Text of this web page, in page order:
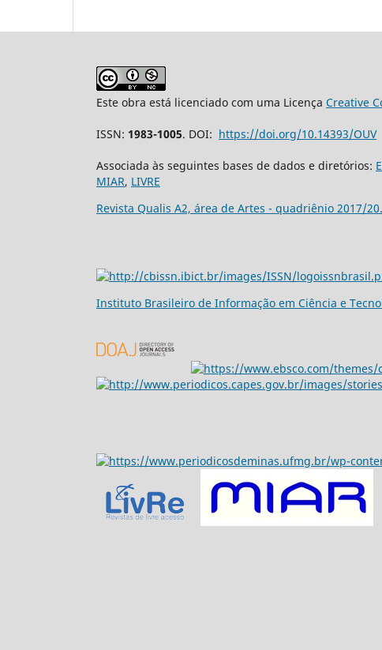
Este obra está licenciado com uma Licença Creative
ISSN: 1983-1005. DOI: https://doi.org/10.14393/OUV
Associada às seguintes bases de dados e diretórios:
MIAR, LIVRE
Revista Qualis A2, área de Artes - quadriênio 2017/20.
Instituto Brasileiro de Informação em Ciência e